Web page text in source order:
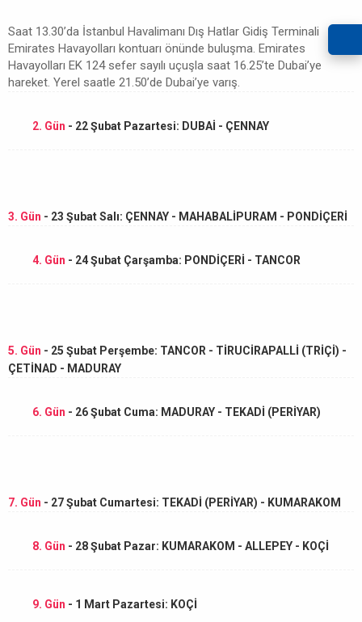
Saat 13.30’da İstanbul Havalimanı Dış Hatlar Gidiş Terminali
Emirates Havayolları kontuarı önünde buluşma. Emirates
Havayolları EK 124 sefer sayılı uçuşla saat 16.25’te Dubai’ye
hareket. Yerel saatle 21.50’de Dubai’ye varış.
2. Gün - 22 Şubat Pazartesi: DUBAİ - ÇENNAY
3. Gün - 23 Şubat Salı: ÇENNAY - MAHABALİPURAM - PONDİÇERİ
4. Gün - 24 Şubat Çarşamba: PONDİÇERİ - TANCOR
5. Gün - 25 Şubat Perşembe: TANCOR - TİRUCİRAPALLİ (TRİÇİ) -
ÇETİNAD - MADURAY
6. Gün - 26 Şubat Cuma: MADURAY - TEKADİ (PERİYAR)
7. Gün - 27 Şubat Cumartesi: TEKADİ (PERİYAR) - KUMARAKOM
8. Gün - 28 Şubat Pazar: KUMARAKOM - ALLEPEY - KOÇİ
9. Gün - 1 Mart Pazartesi: KOÇİ